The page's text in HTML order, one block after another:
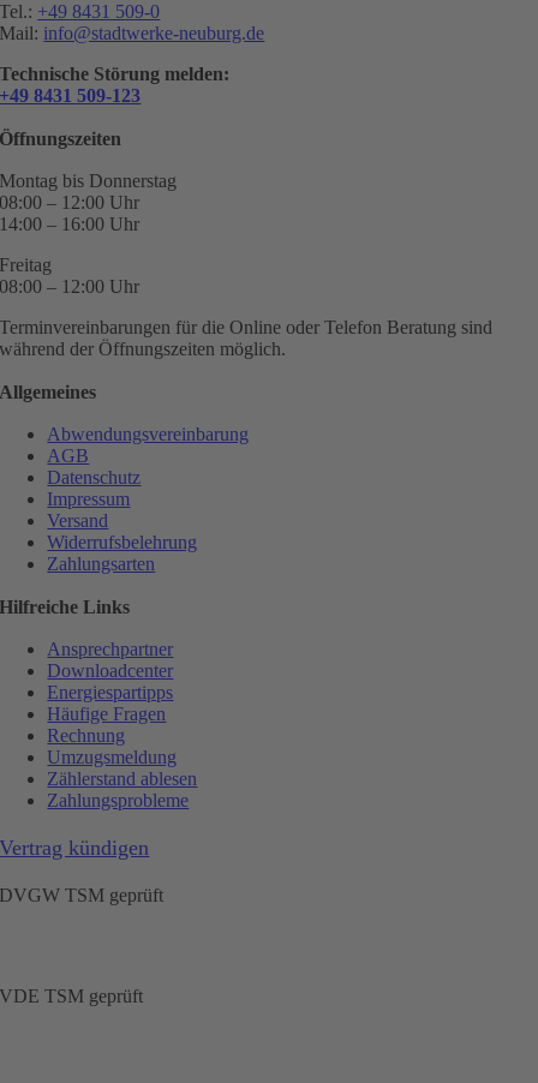
Tel.: +49 8431 509-0
Mail: info@stadtwerke-neuburg.de
Technische Störung melden:
+49 8431 509-123
Öffnungszeiten
Montag bis Donnerstag
08:00 – 12:00 Uhr
14:00 – 16:00 Uhr
Freitag
08:00 – 12:00 Uhr
Terminvereinbarungen für die Online oder Telefon Beratung sind
während der Öffnungszeiten möglich.
Allgemeines
Abwendungsvereinbarung
AGB
Datenschutz
Impressum
Versand
Widerrufsbelehrung
Zahlungsarten
Hilfreiche Links
Ansprechpartner
Downloadcenter
Energiespartipps
Häufige Fragen
Rechnung
Umzugsmeldung
Zählerstand ablesen
Zahlungsprobleme
Vertrag kündigen
DVGW TSM geprüft
VDE TSM geprüft